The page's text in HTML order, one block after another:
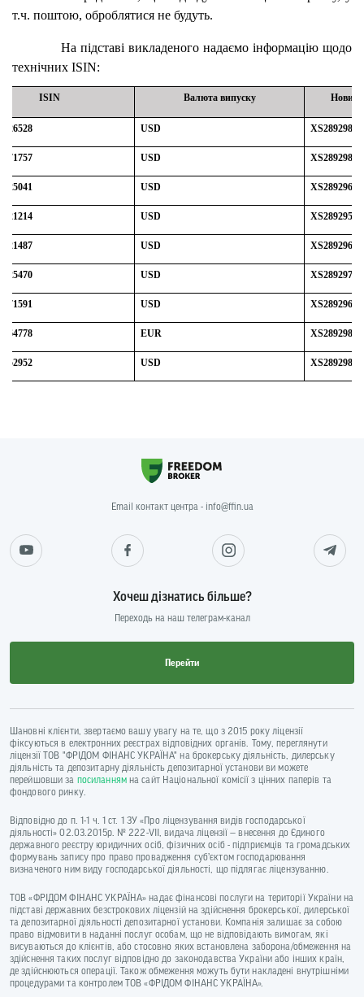
т.ч. поштою, оброблятися не будуть.
На підставі викладеного надаємо інформацію щодо
технічних ISIN:
ISIN Валюта випуску Новий
USD
USD
USD
USD
USD
USD
USD
EUR
USD
Email контакт центра - info@ffin.ua
Хочеш дізнатись більше?
Переходь на наш телеграм-канал
Перейти
Шановні клієнти, звертаємо вашу увагу на те, що з 2015 року ліцензії
фіксуються в електронних реєстрах відповідних органів. Тому, переглянути
ліцензії ТОВ "ФРІДОМ ФІНАНС УКРАЇНА" на брокерську діяльність, дилерську
діяльність та депозитарну діяльність депозитарної установи ви можете
перейшовши за посиланнямна сайт Національної комісії з цінних паперів та
фондового ринку.
Відповідно до п. 1-1 ч. 1 ст. 1 ЗУ «Про ліцензування видів господарської
діяльності» 02.03.2015р. № 222-VII, видача ліцензії — внесення до Єдиного
державного реєстру юридичних осіб, фізичних осіб - підприємців та громадських
формувань запису про право провадження суб’єктом господарювання
визначеного ним виду господарської діяльності, що підлягає ліцензуванню.
ТОВ «ФРІДОМ ФІНАНС УКРАЇНА» надає фінансові послуги на території України на
підставі державних безстрокових ліцензій на здійснення брокерської, дилерської
та депозитарної діяльності депозитарної установи. Компанія залишає за собою
право відмовити в наданні послуг особам, що не відповідають вимогам, які
висуваються до клієнтів, або стосовно яких встановлена заборона/обмеження на
здійснення таких послуг відповідно до законодавства України або інших країн,
де здійснюються операції. Також обмеження можуть бути накладені внутрішніми
процедурами та контролем ТОВ «ФРІДОМ ФІНАНС УКРАЇНА».